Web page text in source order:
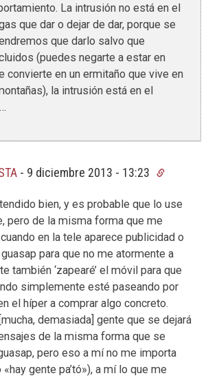
La intrusión no está en el
que dar o dejar de dar, porque se
que darlo salvo que
(puedes negarte a estar en
convierte en un ermitaño que vive en
la intrusión está en el
- 9 diciembre 2013 - 13:23
bien, y es probable que lo use
pero de la misma forma que me
en la tele aparece publicidad o
para que no me atormente a
también ‘zapearé’ el móvil para que
simplemente esté paseando por
el híper a comprar algo concreto.
demasiada] gente que se dejará
de la misma forma que se
pero eso a mí no me importa
gente pa’tó»), a mí lo que me